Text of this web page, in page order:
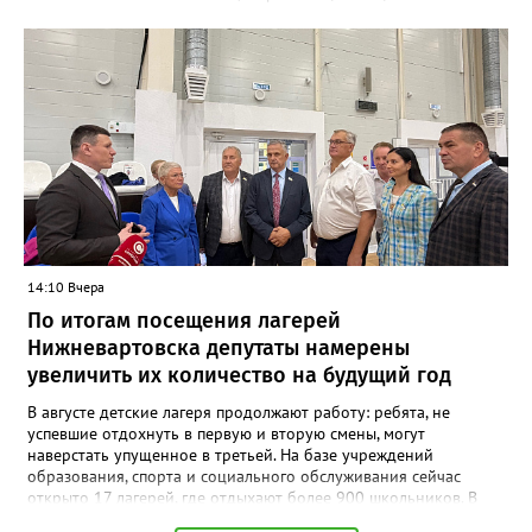
на дне и поймах, но полностью остановить их движение
невозможно. В отличие от Днепра или Волги, где есть цепочка
водохранилищ, выступающих естественными фильтрами, на
сибирских реках такой барьер отсутствует. «Все это будет на
поймах откладываться, трансформироваться, потом опять
поступать. Процесс будет растянутым. Загрязнения могут
выпадать на поймах либо идти в растворённом виде или в
виде наносных отложений до самого Ледовитого океана», —
сообщает эксперт. Окончательный масштаб угрозы зависит от
природы загрязнения и способности водоёмов к
самоочищению. Однако уже сейчас понятно: риск достижения
вод ХМАО остаётся высоким.
14:10 Вчера
По итогам посещения лагерей
Нижневартовска депутаты намерены
увеличить их количество на будущий год
В августе детские лагеря продолжают работу: ребята, не
успевшие отдохнуть в первую и вторую смены, могут
наверстать упущенное в третьей. На базе учреждений
образования, спорта и социального обслуживания сейчас
открыто 17 лагерей, где отдыхают более 900 школьников. В